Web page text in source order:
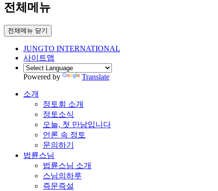
전체메뉴
전체메뉴 닫기
JUNGTO INTERNATIONAL
사이트맵
Powered by Translate
소개
정토회 소개
정토소식
오늘, 첫 만남입니다
언론 속 정토
문의하기
법륜스님
법륜스님 소개
스님의하루
즉문즉설